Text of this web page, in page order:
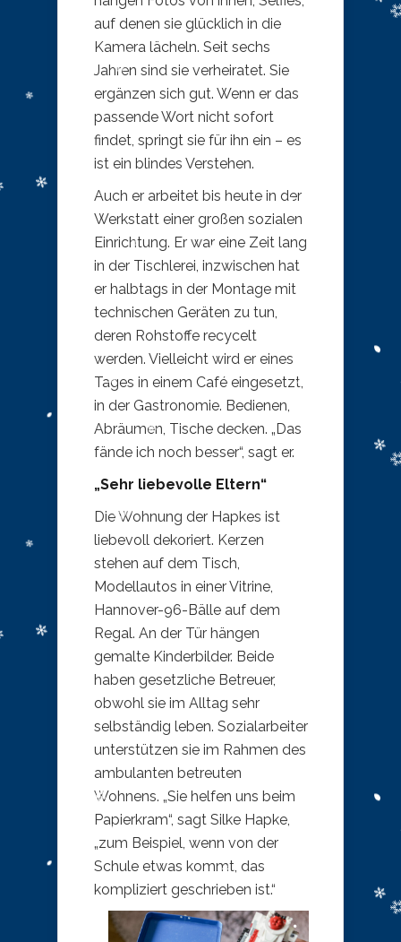
auf denen sie glücklich in die
Kamera lächeln. Seit sechs
Jahren sind sie verheiratet. Sie
ergänzen sich gut. Wenn er das
passende Wort nicht sofort
findet, springt sie für ihn ein – es
ist ein blindes Verstehen.
Auch er arbeitet bis heute in der
Werkstatt einer großen sozialen
Einrichtung. Er war eine Zeit lang
in der Tischlerei, inzwischen hat
er halbtags in der Montage mit
technischen Geräten zu tun,
deren Rohstoffe recycelt
werden. Vielleicht wird er eines
Tages in einem Café eingesetzt,
in der Gastronomie. Bedienen,
Abräumen, Tische decken. „Das
fände ich noch besser“, sagt er.
„Sehr liebevolle Eltern“
Die Wohnung der Hapkes ist
liebevoll dekoriert. Kerzen
stehen auf dem Tisch,
Modellautos in einer Vitrine,
Hannover-96-Bälle auf dem
Regal. An der Tür hängen
gemalte Kinderbilder. Beide
haben gesetzliche Betreuer,
obwohl sie im Alltag sehr
selbständig leben. Sozialarbeiter
unterstützen sie im Rahmen des
ambulanten betreuten
Wohnens. „Sie helfen uns beim
Papierkram“, sagt Silke Hapke,
„zum Beispiel, wenn von der
Schule etwas kommt, das
kompliziert geschrieben ist.“